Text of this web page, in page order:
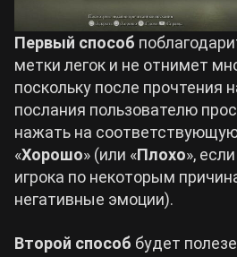
Первый способ
метки легок и не отнимет
поскольку после прочтения
послания пользователю
нажать на
«Хорошо» (или «Плохо»,
игрока по некоторым
негативные эмоции).
Второй способ будет